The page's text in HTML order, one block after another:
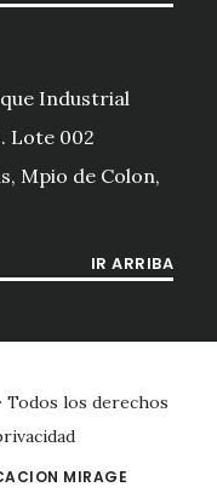
Industrial
Lote 002
Mpio de Colon,
IR ARRIBA
· Todos los derechos
MIRAGE